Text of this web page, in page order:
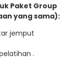
Paket Group
yang sama):
jemput
.